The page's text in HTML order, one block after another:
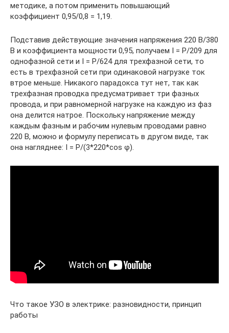
методике, а потом применить повышающий
коэффициент 0,95/0,8 = 1,19.
Подставив действующие значения напряжения 220 В/380
В и коэффициента мощности 0,95, получаем I = P/209 для
однофазной сети и I = P/624 для трехфазной сети, то
есть в трехфазной сети при одинаковой нагрузке ток
втрое меньше. Никакого парадокса тут нет, так как
трехфазная проводка предусматривает три фазных
провода, и при равномерной нагрузке на каждую из фаз
она делится натрое. Поскольку напряжение между
каждым фазным и рабочим нулевым проводами равно
220 В, можно и формулу переписать в другом виде, так
она нагляднее: I = P/(3*220*cos φ).
Что такое УЗО в электрике: разновидности, принцип
работы